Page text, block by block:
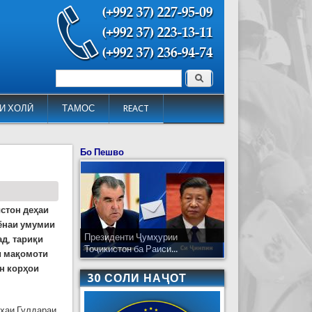
ХОЛӢ ТАМОС REACT
Форма поиска Поиск
деҳаи
умумии
тариқи
мақомоти
корҳои
Бо Пешво
Президенти Ҷумҳурии
Тоҷикистон ба Раиси...
30 СОЛИ НАҶОТ